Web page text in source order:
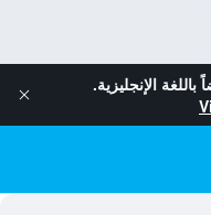
باللغة الإنجليزية.